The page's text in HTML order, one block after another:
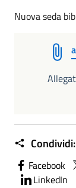
Nuova seda
Condividi:
Facebook
LinkedIn